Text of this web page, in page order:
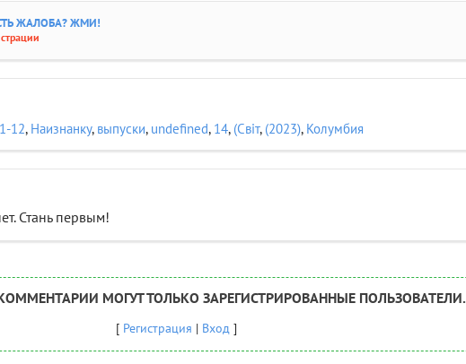
ЖАЛОБА? ЖМИ!
1-12, Наизнанку, выпуски, undefined, 14, (Свiт, (2023), Колумбия
Стань первым!
МОГУТ ТОЛЬКО ЗАРЕГИСТРИРОВАННЫЕ ПОЛЬЗОВАТЕЛИ.
[ Регистрация | Вход ]